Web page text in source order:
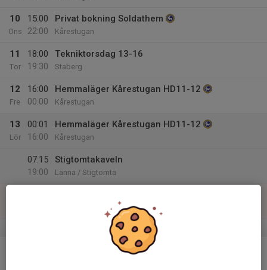
10
Ons
15:00
22:00
Privat bokning Soldathem
Kårestugan
11
Tor
18:00
19:30
Tekniktorsdag 13-16
Staberg
12
Fre
16:00
00:00
Hemmaläger Kårestugan HD11-12
Kårestugan
13
Lör
00:01
16:00
Hemmaläger Kårestugan HD11-12
Kårestugan
07:15
19:00
Stigtomtakaveln
Länna / Stigtomta
v.16